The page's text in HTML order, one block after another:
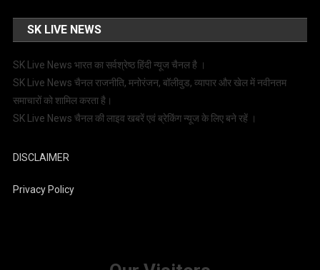
SK LIVE NEWS
SK Live News भारत का सर्वश्रेष्ठ हिंदी न्‍यूज चैनल है ।
SK Live News चैनल राजनीति, मनोरंजन, बॉलीवुड, व्यापार और खेल में नवीनतम
समाचारों को शामिल करता है।
SK Live News चैनल की लाइव खबरें एवं ब्रेकिंग न्यूज के लिए बने रहें ।
DISCLAIMER
Privacy Policy